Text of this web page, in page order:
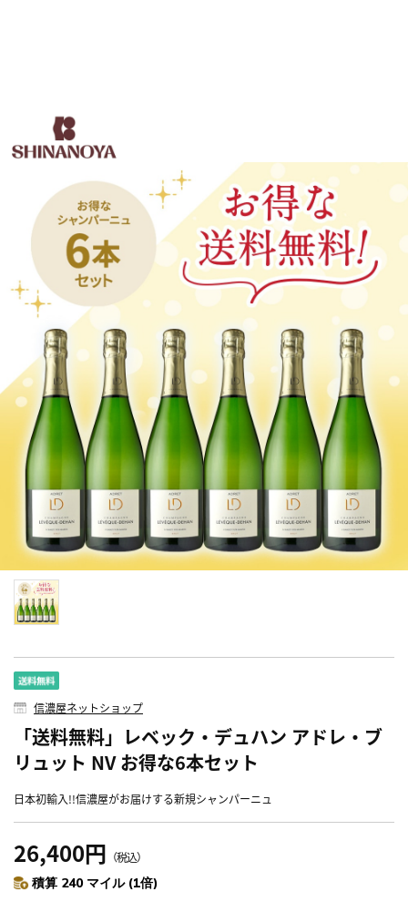
信濃屋ネットショップ
「送料無料」レベック・デュハン アドレ・ブ
リュット NV お得な6本セット
日本初輸入!!信濃屋がお届けする新規シャンパーニュ
26,400円 （税込）
積算 240 マイル (1倍)